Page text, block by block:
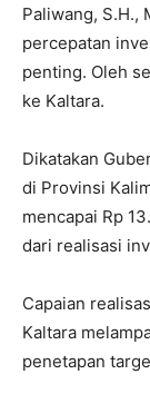
Paliwang, S.H.,
percepatan
penting. Oleh
ke Kaltara.
Dikatakan
di Provinsi
mencapai Rp
dari realisasi
Capaian
Kaltara
penetapan